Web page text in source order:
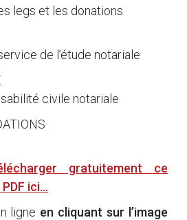
legs et les donations
de l’étude notariale
civile notariale
gratuitement ce
ici...
ligne en cliquant sur l’image